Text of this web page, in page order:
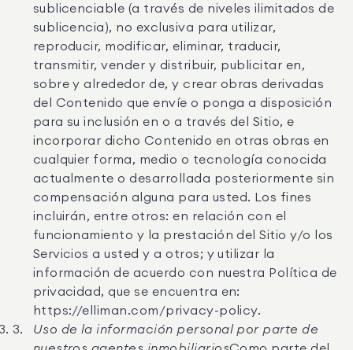
sublicenciable (a través de niveles ilimitados de
sublicencia), no exclusiva para utilizar,
reproducir, modificar, eliminar, traducir,
transmitir, vender y distribuir, publicitar en,
sobre y alrededor de, y crear obras derivadas
del Contenido que envíe o ponga a disposición
para su inclusión en o a través del Sitio, e
incorporar dicho Contenido en otras obras en
cualquier forma, medio o tecnología conocida
actualmente o desarrollada posteriormente sin
compensación alguna para usted. Los fines
incluirán, entre otros: en relación con el
funcionamiento y la prestación del Sitio y/o los
Servicios a usted y a otros; y utilizar la
información de acuerdo con nuestra Política de
privacidad, que se encuentra en:
https://elliman.com/privacy-policy.
Uso de la información personal por parte de